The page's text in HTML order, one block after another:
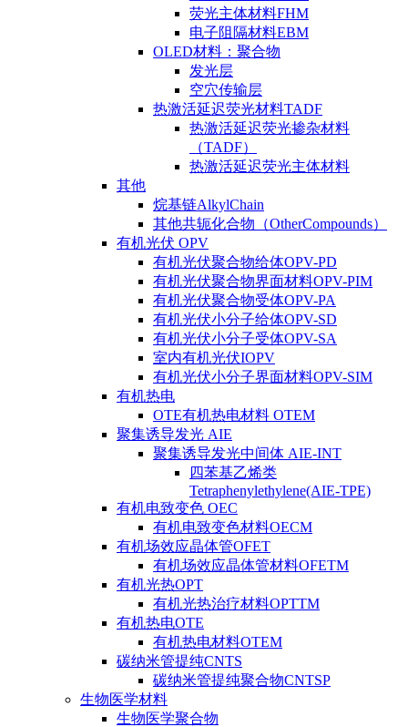
荧光主体材料FHM
电子阻隔材料EBM
OLED材料：聚合物
发光层
空穴传输层
热激活延迟荧光材料TADF
热激活延迟荧光掺杂材料
（TADF）
热激活延迟荧光主体材料
其他
烷基链AlkylChain
其他共轭化合物（OtherCompounds）
有机光伏 OPV
有机光伏聚合物给体OPV-PD
有机光伏聚合物界面材料OPV-PIM
有机光伏聚合物受体OPV-PA
有机光伏小分子给体OPV-SD
有机光伏小分子受体OPV-SA
室内有机光伏IOPV
有机光伏小分子界面材料OPV-SIM
有机热电
OTE有机热电材料 OTEM
聚集诱导发光 AIE
聚集诱导发光中间体 AIE-INT
四苯基乙烯类
Tetraphenylethylene(AIE-TPE)
有机电致变色 OEC
有机电致变色材料OECM
有机场效应晶体管OFET
有机场效应晶体管材料OFETM
有机光热OPT
有机光热治疗材料OPTTM
有机热电OTE
有机热电材料OTEM
碳纳米管提纯CNTS
碳纳米管提纯聚合物CNTSP
生物医学材料
生物医学聚合物